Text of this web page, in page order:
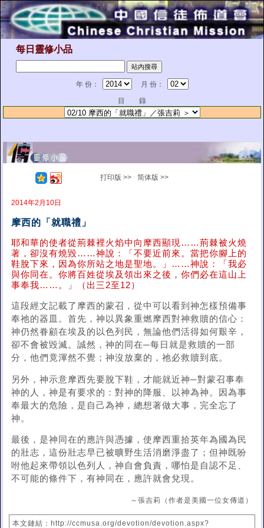
每日靈修小品
年 份：
月 份：
目 錄
打印版 >> 简体版 >>
2014年2月10日
摩西的「就職禮」
耶和華的使者從荊棘裡火焰中向摩西顯現……荊棘被火燒
著，卻沒有燒毀……神說：「不要近前來。當把你腳上的
鞋脫下來，因為你所站之地是聖地。」……神說：「我必
與你同在。你將百姓從埃及領出來之後，你們必在這山上
事奉我……。」（出三2至12）
這段經文記載了摩西的蒙召，從中可以看到神怎樣預備事
奉祂的器皿。首先，神以異象重燃摩西對神救贖的信心：
神仍然眷顧在埃及的以色列民，無論他們活得如何艱辛，
卻不會被毀滅。誠然，神的同在─每日就是救贖的一部
分，他們竟渾然不覺；神沒放棄的，祂必救贖到底。
另外，神示意摩西先要脫下鞋，才能就近神─對蒙召事奉
神的人，神是有要求的：對神的降服、以神為神。因為事
奉最大的危險，是自己為神，總想著做大事，完全忘了
神。
最後，是神同在的應許與憑據，使摩西重拾英年為國為民
的壯志，這份壯志早已被曠野生活消磨淨盡了；但神既吩
咐他起來帶領以色列人，神自會負責，哪怕是自認不足、
不可能的條件下，有神同在，應許就會兌現。
～張吉莉（作者是美國一位女傳道）
本文鏈結：http://ccmusa.org/devotion/devotion.aspx?